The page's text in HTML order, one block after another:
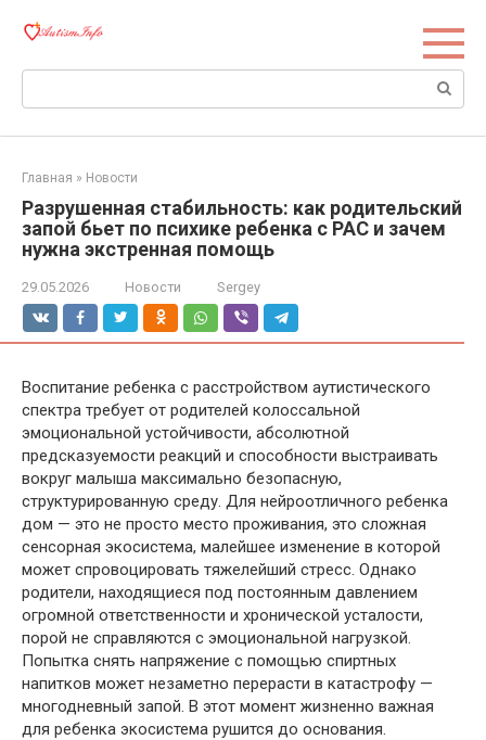
Поиск:
Главная » Новости
Разрушенная стабильность: как родительский
запой бьет по психике ребенка с РАС и зачем
нужна экстренная помощь
29.05.2026 Новости Sergey
Воспитание ребенка с расстройством аутистического
спектра требует от родителей колоссальной
эмоциональной устойчивости, абсолютной
предсказуемости реакций и способности выстраивать
вокруг малыша максимально безопасную,
структурированную среду. Для нейроотличного ребенка
дом — это не просто место проживания, это сложная
сенсорная экосистема, малейшее изменение в которой
может спровоцировать тяжелейший стресс. Однако
родители, находящиеся под постоянным давлением
огромной ответственности и хронической усталости,
порой не справляются с эмоциональной нагрузкой.
Попытка снять напряжение с помощью спиртных
напитков может незаметно перерасти в катастрофу —
многодневный запой. В этот момент жизненно важная
для ребенка экосистема рушится до основания.